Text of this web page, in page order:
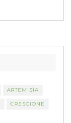
ARTEMISIA
CRESCIONE